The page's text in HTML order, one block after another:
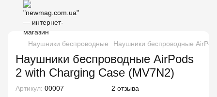
Наушники беспроводные Наушники беспроводные
Наушники беспроводные AirPods
2 with Charging Case (MV7N2)
Артикул: 00007 2 отзыва